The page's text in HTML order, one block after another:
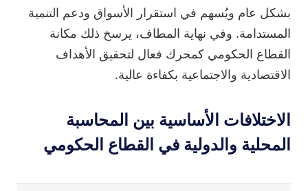
بشكل عام ويُسهم في استقرار الأسواق ودعم التنمية
المستدامة. وفي نهاية المطاف، يرسخ ذلك مكانة
القطاع الحكومي كمحرك فعال لتحقيق الأهداف
الاقتصادية والاجتماعية بكفاءة عالية.
الاختلافات الأساسية بين المحاسبة
المحلية والدولية في القطاع الحكومي